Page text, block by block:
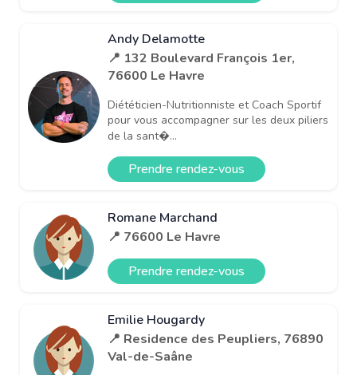
Andy Delamotte
📍 132 Boulevard François 1er,
76600 Le Havre
Diététicien-Nutritionniste et Coach Sportif
pour vous accompagner sur les deux piliers
de la sant�...
Prendre rendez-vous
Romane Marchand
📍 76600 Le Havre
Prendre rendez-vous
Emilie Hougardy
📍 Residence des Peupliers, 76890
Val-de-Saâne